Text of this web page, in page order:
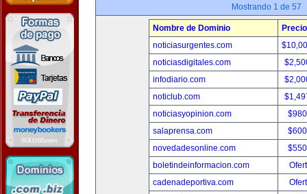
Mostrando 1 de 57
Nombre de Dominio
Precio
noticiasurgentes.com
noticiasdigitales.com
infodiario.com
noticlub.com
noticiasyopinion.com
salaprensa.com
novedadesonline.com
boletindeinformacion.com
cadenadeportiva.com